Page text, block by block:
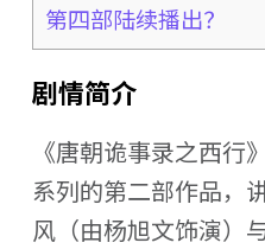
第四部陆续播出？
剧情简介
《唐朝诡事录之西行
系列的第二部作品，
风（由杨旭文饰演）